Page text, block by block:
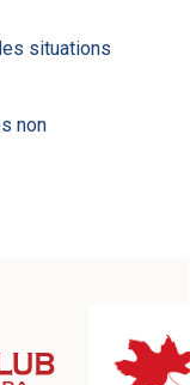
situations
non